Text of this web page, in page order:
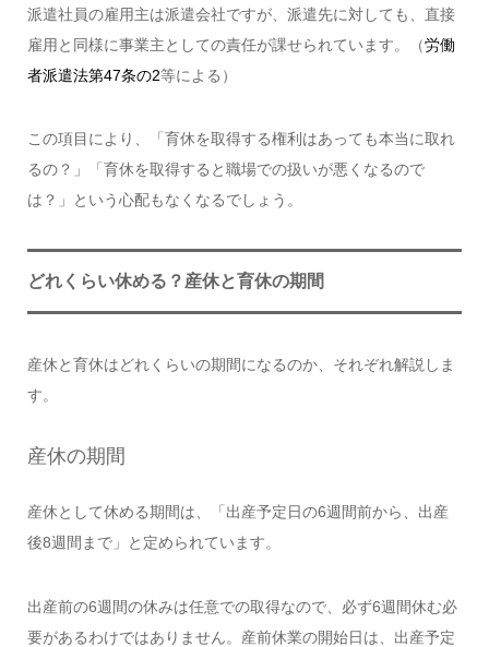
派遣社員の雇用主は派遣会社ですが、派遣先に対しても、直接
雇用と同様に事業主としての責任が課せられています。（労働
者派遣法第47条の2等による）
この項目により、「育休を取得する権利はあっても本当に取れ
るの？」「育休を取得すると職場での扱いが悪くなるので
は？」という心配もなくなるでしょう。
どれくらい休める？産休と育休の期間
産休と育休はどれくらいの期間になるのか、それぞれ解説しま
す。
産休の期間
産休として休める期間は、「出産予定日の6週間前から、出産
後8週間まで」と定められています。
出産前の6週間の休みは任意での取得なので、必ず6週間休む必
要があるわけではありません。産前休業の開始日は、出産予定